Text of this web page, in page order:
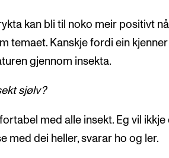
kan bli til noko meir positivt
temaet. Kanskje fordi ein
gjennom insekta.
sjølv?
med alle insekt. Eg vil ikkje
med dei heller, svarar ho og ler.